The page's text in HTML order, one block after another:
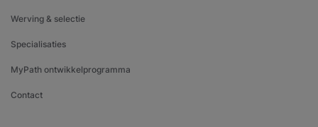
Werving & selectie
Specialisaties
MyPath ontwikkelprogramma
Contact